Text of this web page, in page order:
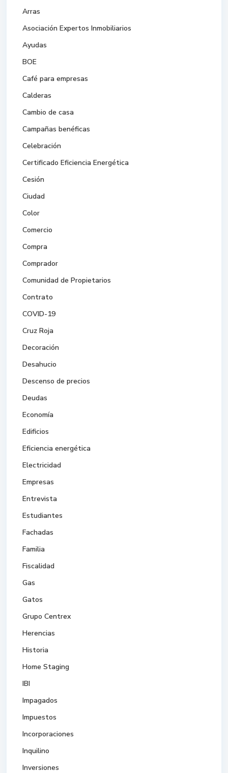
Arras
Asociación Expertos Inmobiliarios
Ayudas
BOE
Café para empresas
Calderas
Cambio de casa
Campañas benéficas
Celebración
Certificado Eficiencia Energética
Cesión
Ciudad
Color
Comercio
Compra
Comprador
Comunidad de Propietarios
Contrato
COVID-19
Cruz Roja
Decoración
Desahucio
Descenso de precios
Deudas
Economía
Edificios
Eficiencia energética
Electricidad
Empresas
Entrevista
Estudiantes
Fachadas
Familia
Fiscalidad
Gas
Gatos
Grupo Centrex
Herencias
Historia
Home Staging
IBI
Impagados
Impuestos
Incorporaciones
Inquilino
Inversiones